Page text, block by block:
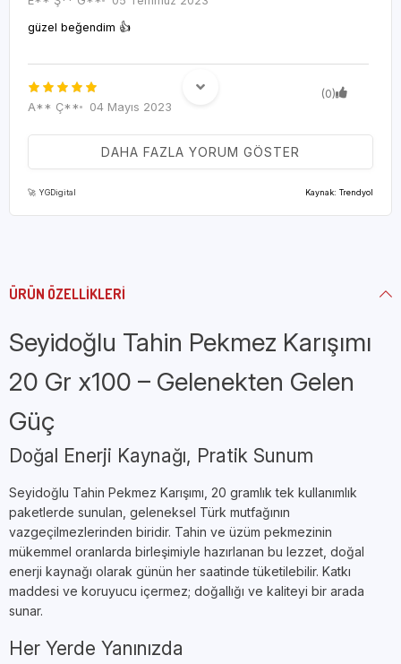
güzel beğendim 👍
(0)
A** Ç**
04 Mayıs 2023
Ürün söylendiği gibi kaliteli
Paketlemesi çok güzeldi.Deprem bölgesi için satın almıştık o
DAHA FAZLA YORUM GÖSTER
🚀 YGDigital Kaynak: Trendyol
ÜRÜN ÖZELLIKLERI
Seyidoğlu Tahin Pekmez Karışımı
20 Gr x100 – Gelenekten Gelen
Güç
Doğal Enerji Kaynağı, Pratik Sunum
Seyidoğlu Tahin Pekmez Karışımı, 20 gramlık tek kullanımlık
paketlerde sunulan, geleneksel Türk mutfağının
vazgeçilmezlerinden biridir. Tahin ve üzüm pekmezinin
mükemmel oranlarda birleşimiyle hazırlanan bu lezzet, doğal
enerji kaynağı olarak günün her saatinde tüketilebilir. Katkı
maddesi ve koruyucu içermez; doğallığı ve kaliteyi bir arada
sunar.
Her Yerde Yanınızda